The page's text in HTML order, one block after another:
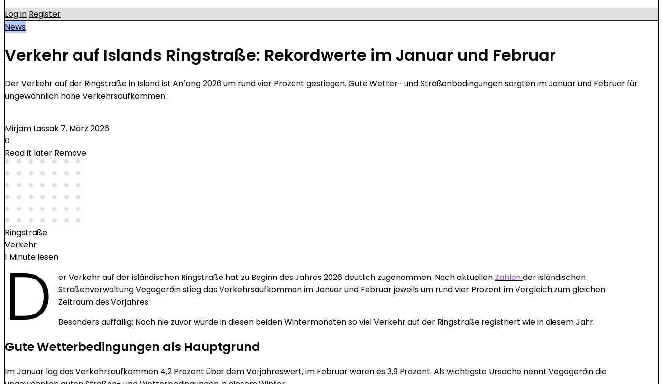
Log in Register
News
Verkehr auf Islands Ringstraße: Rekordwerte im Januar und Februar
Der Verkehr auf der Ringstraße in Island ist Anfang 2026 um rund vier Prozent gestiegen. Gute Wetter- und Straßenbedingungen sorgten im Januar und Februar für
ungewöhnlich hohe Verkehrsaufkommen.
Mirjam Lassak 7. März 2026
0
Read it later Remove
Ringstraße
Verkehr
1 Minute lesen
D er Verkehr auf der isländischen Ringstraße hat zu Beginn des Jahres 2026 deutlich zugenommen. Nach aktuellen Zahlender isländischen
Straßenverwaltung Vegagerðin stieg das Verkehrsaufkommen im Januar und Februar jeweils um rund vier Prozent im Vergleich zum gleichen
Zeitraum des Vorjahres.
Besonders auffällig: Noch nie zuvor wurde in diesen beiden Wintermonaten so viel Verkehr auf der Ringstraße registriert wie in diesem Jahr.
Gute Wetterbedingungen als Hauptgrund
Im Januar lag das Verkehrsaufkommen 4,2 Prozent über dem Vorjahreswert, im Februar waren es 3,9 Prozent. Als wichtigste Ursache nennt Vegagerðin die